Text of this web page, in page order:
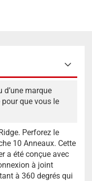
d’une marque
que vous le
Perforez le
10 Anneaux. Cette
a été conçue avec
à joint
à 360 degrés qui